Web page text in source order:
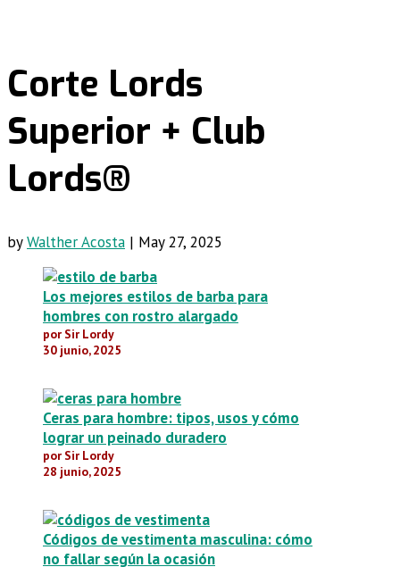
Corte Lords
Superior + Club
Lords®️
byWalther Acosta | May 27, 2025
Los mejores estilos de barba para
hombres con rostro alargado
por Sir Lordy
30 junio, 2025
Ceras para hombre: tipos, usos y cómo
lograr un peinado duradero
por Sir Lordy
28 junio, 2025
Códigos de vestimenta masculina: cómo
no fallar según la ocasión